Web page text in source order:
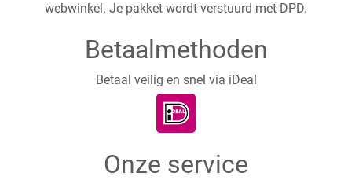
webwinkel. Je pakket wordt verstuurd met DPD.
Betaalmethoden
Betaal veilig en snel via iDeal
Onze service